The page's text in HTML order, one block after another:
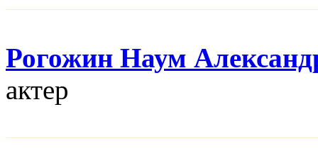
Рогожин Наум
актер